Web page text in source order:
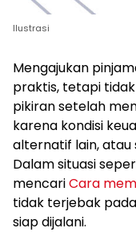
Ilustrasi
Mengajukan
praktis, tetapi
pikiran setelah
karena kondisi
alternatif lain, atau
Dalam situasi
mencariCara
tidak terjebak
siap dijalani.